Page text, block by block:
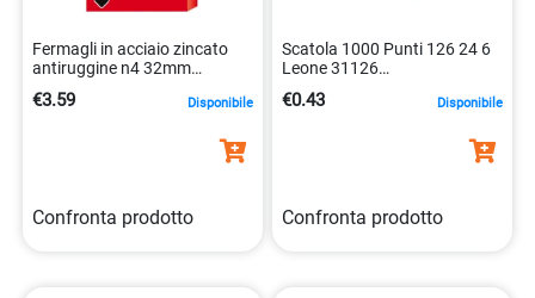
Fermagli in acciaio zincato
antiruggine n4 32mm
100pezzi 8002057211141
€3.59 Disponibile
Confronta prodotto
Scatola 1000 Punti 126 24 6
Leone 31126
8002057310264
€0.43 Disponibile
Confronta prodotto